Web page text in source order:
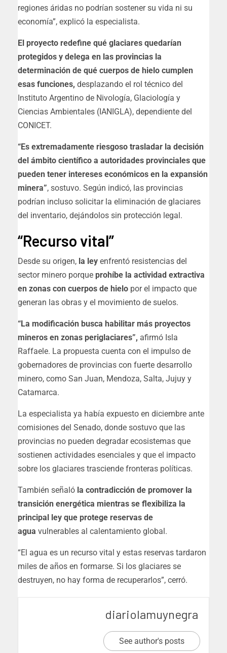
regiones áridas no podrían sostener su vida ni su
economía”, explicó la especialista.
El proyecto redefine qué glaciares quedarían
protegidos y delega en las provincias la
determinación de qué cuerpos de hielo cumplen
esas funciones, desplazando el rol técnico del
Instituto Argentino de Nivología, Glaciología y
Ciencias Ambientales (IANIGLA), dependiente del
CONICET.
“Es extremadamente riesgoso trasladar la decisión
del ámbito científico a autoridades provinciales que
pueden tener intereses económicos en la expansión
minera”, sostuvo. Según indicó, las provincias
podrían incluso solicitar la eliminación de glaciares
del inventario, dejándolos sin protección legal.
“Recurso vital”
Desde su origen, la ley enfrentó resistencias del
sector minero porque prohíbe la actividad extractiva
en zonas con cuerpos de hielo por el impacto que
generan las obras y el movimiento de suelos.
“La modificación busca habilitar más proyectos
mineros en zonas periglaciares”, afirmó Isla
Raffaele. La propuesta cuenta con el impulso de
gobernadores de provincias con fuerte desarrollo
minero, como San Juan, Mendoza, Salta, Jujuy y
Catamarca.
La especialista ya había expuesto en diciembre ante
comisiones del Senado, donde sostuvo que las
provincias no pueden degradar ecosistemas que
sostienen actividades esenciales y que el impacto
sobre los glaciares trasciende fronteras políticas.
También señaló la contradicción de promover la
transición energética mientras se flexibiliza la
principal ley que protege reservas de
agua vulnerables al calentamiento global.
“El agua es un recurso vital y estas reservas tardaron
miles de años en formarse. Si los glaciares se
destruyen, no hay forma de recuperarlos”, cerró.
diariolamuynegra
See author's posts